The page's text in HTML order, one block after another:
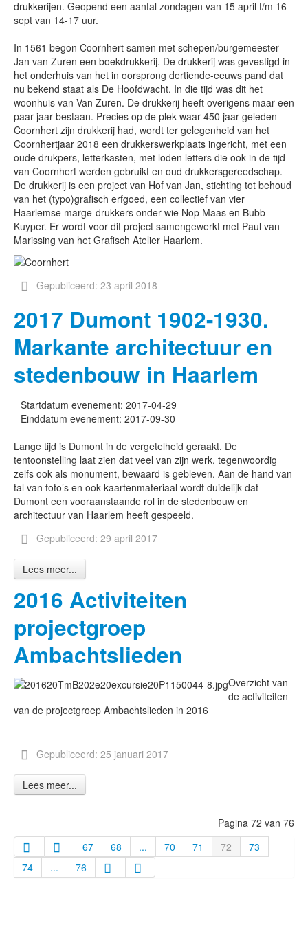
drukkerijen. Geopend een aantal zondagen van 15 april t/m 16
sept van 14-17 uur.
In 1561 begon Coornhert samen met schepen/burgemeester
Jan van Zuren een boekdrukkerij. De drukkerij was gevestigd in
het onderhuis van het in oorsprong dertiende-eeuws pand dat
nu bekend staat als De Hoofdwacht. In die tijd was dit het
woonhuis van Van Zuren. De drukkerij heeft overigens maar een
paar jaar bestaan. Precies op de plek waar 450 jaar geleden
Coornhert zijn drukkerij had, wordt ter gelegenheid van het
Coornhertjaar 2018 een drukkerswerkplaats ingericht, met een
oude drukpers, letterkasten, met loden letters die ook in de tijd
van Coornhert werden gebruikt en oud drukkersgereedschap.
De drukkerij is een project van Hof van Jan, stichting tot behoud
van het (typo)grafisch erfgoed, een collectief van vier
Haarlemse marge-drukkers onder wie Nop Maas en Bubb
Kuyper. Er wordt voor dit project samengewerkt met Paul van
Marissing van het Grafisch Atelier Haarlem.
Gepubliceerd: 23 april 2018
2017 Dumont 1902-1930.
Markante architectuur en
stedenbouw in Haarlem
Startdatum evenement: 2017-04-29
Einddatum evenement: 2017-09-30
Lange tijd is Dumont in de vergetelheid geraakt. De
tentoonstelling laat zien dat veel van zijn werk, tegenwoordig
zelfs ook als monument, bewaard is gebleven. Aan de hand van
tal van foto’s en ook kaartenmateriaal wordt duidelijk dat
Dumont een vooraanstaande rol in de stedenbouw en
architectuur van Haarlem heeft gespeeld.
Gepubliceerd: 29 april 2017
Lees meer...
2016 Activiteiten
projectgroep
Ambachtslieden
Overzicht van
de activiteiten
van de projectgroep Ambachtslieden in 2016
Gepubliceerd: 25 januari 2017
Lees meer...
Pagina 72 van 76
67
68 ... 70 71 72
73
74
... 76